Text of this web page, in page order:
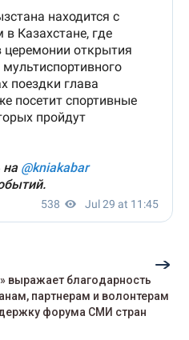
выражает благодарность
партнерам и волонтерам
форума СМИ стран